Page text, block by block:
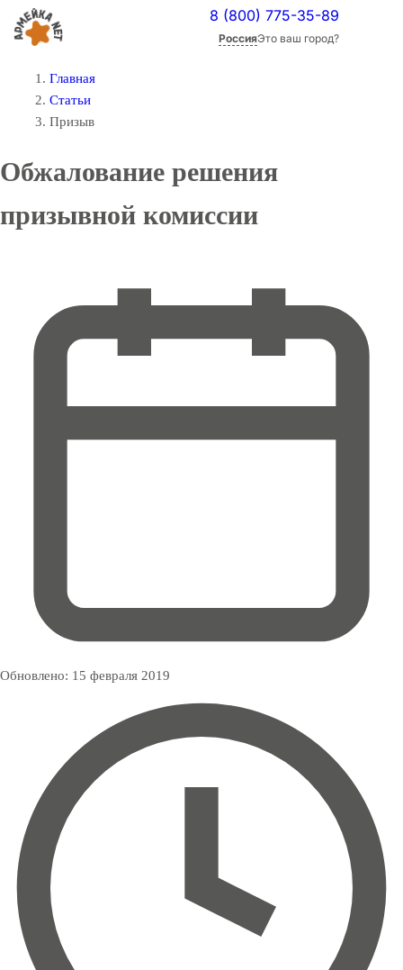
8 (800) 775-35-89
РоссияЭто ваш город?
Главная
Статьи
Призыв
Обжалование решения
призывной комиссии
Обновлено: 15 февраля 2019